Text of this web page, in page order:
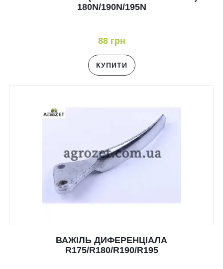
180N/190N/195N
88 грн
КУПИТИ
ВАЖІЛЬ ДИФЕРЕНЦІАЛА
R175/R180/R190/R195